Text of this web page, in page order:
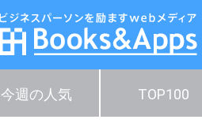
今週の人気 TOP100